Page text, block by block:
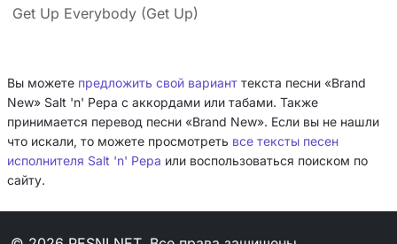
Get Up Everybody (Get Up)
Вы можете предложить свой вариант текста песни «Brand
New» Salt 'n' Pepa с аккордами или табами. Также
принимается перевод песни «Brand New». Если вы не нашли
что искали, то можете просмотреть все тексты песен
исполнителя Salt 'n' Pepa или воспользоваться поиском по
сайту.